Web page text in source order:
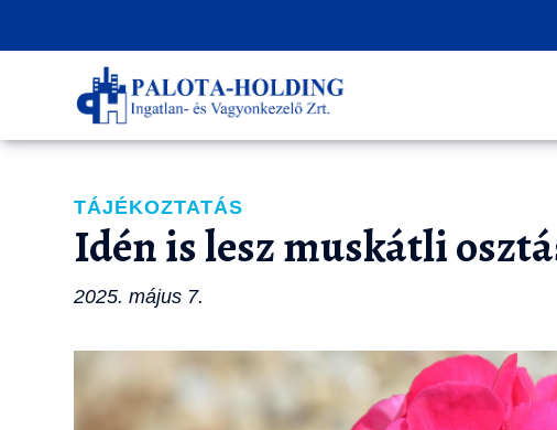
TÁJÉKOZTATÁS
Idén is lesz muskátli
2025. május 7.